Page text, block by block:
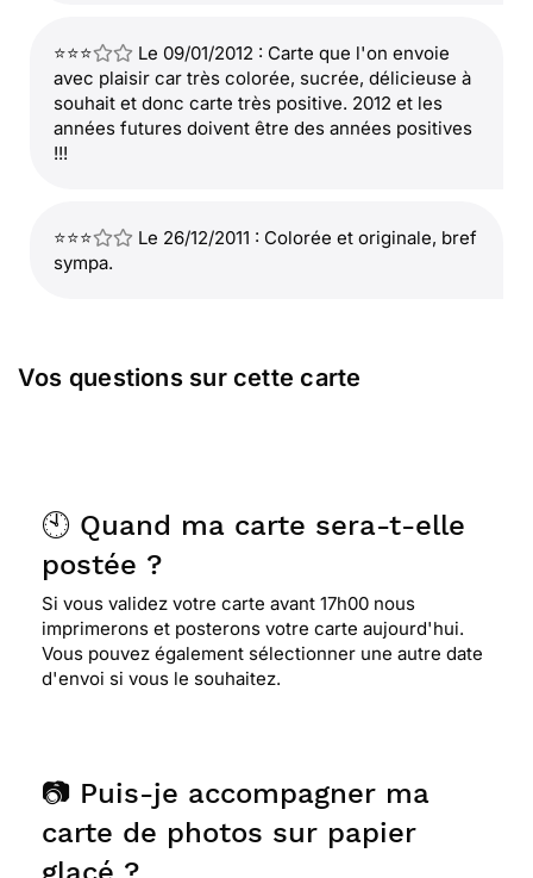
⭐⭐⭐
Le 09/01/2012 : Carte que l'on envoie
avec plaisir car très colorée, sucrée, délicieuse à
souhait et donc carte très positive. 2012 et les
années futures doivent être des années positives
!!!
⭐⭐⭐
Le 26/12/2011 : Colorée et originale, bref
sympa.
Vos questions sur cette carte
🕙 Quand ma carte sera-t-elle
postée ?
Si vous validez votre carte avant 17h00 nous
imprimerons et posterons votre carte aujourd'hui.
Vous pouvez également sélectionner une autre date
d'envoi si vous le souhaitez.
📷 Puis-je accompagner ma
carte de photos sur papier